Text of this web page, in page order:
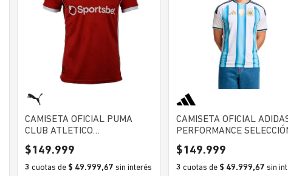
CAMISETA OFICIAL PUMA
CLUB ATLETICO
INDEPENDIENTE HOMBRE
$149.999
3 cuotas de $ 49.999,67 sin interés
CAMISETA OFICIAL
PERFORMANCE
ARGENTINA AFA HOME
HOMBRE
$149.999
3 cuotas de $ 49.999,67 sin